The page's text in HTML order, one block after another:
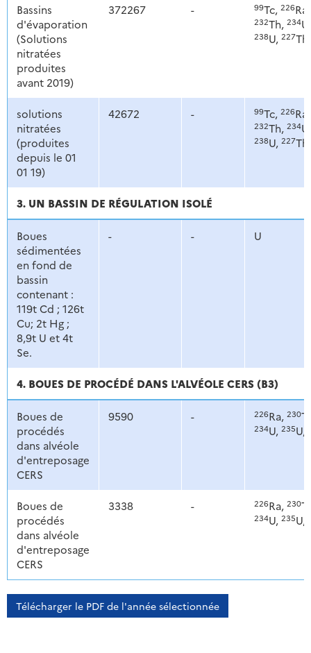
Bassins
d'évaporation
(Solutions
nitratées
produites
avant 2019)
372267 - 99Tc, 226Ra,
232Th, 234U,
238U, 227Th
solutions
nitratées
(produites
depuis le 01
01 19)
42672 - 99Tc, 226Ra,
232Th, 234U,
238U, 227Th
3. UN BASSIN DE RÉGULATION ISOLÉ
Boues
sédimentées
en fond de
bassin
contenant :
119t Cd ; 126t
Cu; 2t Hg ;
8,9t U et 4t
Se.
- - U
4. BOUES DE PROCÉDÉ DANS L'ALVÉOLE CERS (B3)
Boues de
procédés
dans alvéole
d'entreposage
CERS
9590 - 226Ra, 230
234U, 235U,
Boues de
procédés
dans alvéole
d'entreposage
CERS
3338 - 226Ra, 230
234U, 235U,
Télécharger le PDF de l'année sélectionnée